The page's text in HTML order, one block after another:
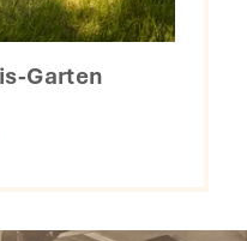
Garten